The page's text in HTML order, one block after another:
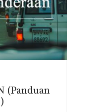
(Panduan